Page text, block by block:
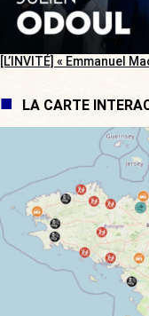
[L’INVITÉ] « Emmanuel
LA CARTE